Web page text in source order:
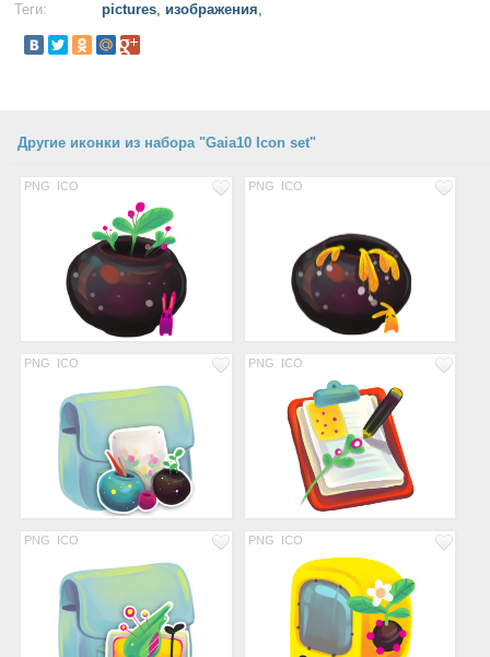
Теги: pictures, изображения,
Другие иконки из набора "Gaia10 Icon set"
PNG ICO PNG ICO
PNG ICO PNG ICO
PNG ICO PNG ICO